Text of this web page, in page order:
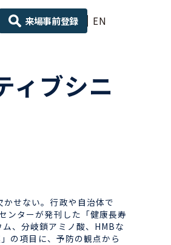
EN
来場事前登録
ブシニ
せない。行政や自治体で
ンターが発刊した「健康長寿
、分岐鎖アミノ酸、HMBな
の項目に、予防の観点から